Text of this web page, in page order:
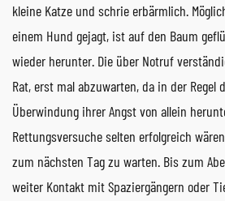
kleine Katze und schrie erbärmlich.
einem Hund gejagt, ist auf den Baum
wieder herunter. Die über Notruf
Rat, erst mal abzuwarten, da in der Regel
Überwindung ihrer Angst von allein
Rettungsversuche selten erfolgreich
zum nächsten Tag zu warten. Bis zum
weiter Kontakt mit Spaziergängern oder